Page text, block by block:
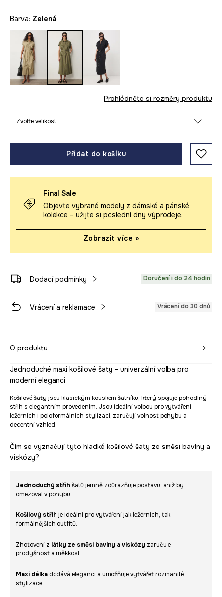
Barva: zelená
Prohlédněte si rozměry produktu
Zvolte velikost
Přidat do košíku
Final Sale
Objevte vybrané modely z dámské a pánské
kolekce – užijte si poslední dny výprodeje.
Zobrazit více »
Dodací podmínky Doručení i do 24 hodin
Vrácení a reklamace Vrácení do 30 dnů
O produktu
Jednoduché maxi košilové šaty – univerzální volba pro
moderní eleganci
Košilové šaty jsou klasickým kouskem šatníku, který spojuje pohodlný
střih s elegantním provedením. Jsou ideální volbou pro vytváření
ležérních i poloformálních stylizací, zaručují volnost pohybu a
decentní vzhled.
Čím se vyznačují tyto hladké košilové šaty ze směsi bavlny a
viskózy?
Jednoduchý střih šatů jemně zdůrazňuje postavu, aniž by
omezoval v pohybu.
Košilový střih je ideální pro vytváření jak ležérních, tak
formálnějších outfitů.
Zhotovení z látky ze směsi bavlny a viskózy zaručuje
prodyšnost a měkkost.
Maxi délka dodává eleganci a umožňuje vytvářet rozmanité
stylizace.